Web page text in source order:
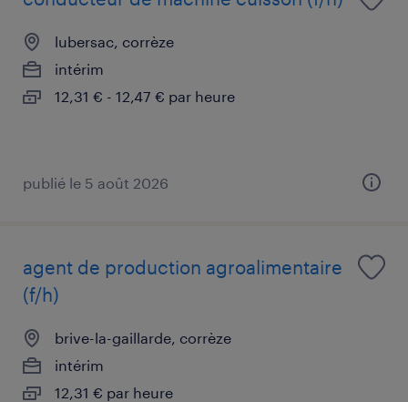
lubersac, corrèze
intérim
12,31 € - 12,47 € par heure
publié le 5 août 2026
agent de production agroalimentaire
(f/h)
brive-la-gaillarde, corrèze
intérim
12,31 € par heure